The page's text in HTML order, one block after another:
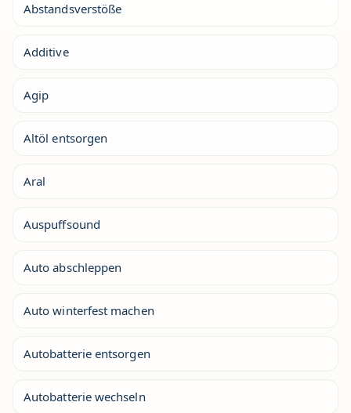
Abstandsverstöße
Additive
Agip
Altöl entsorgen
Aral
Auspuffsound
Auto abschleppen
Auto winterfest machen
Autobatterie entsorgen
Autobatterie wechseln